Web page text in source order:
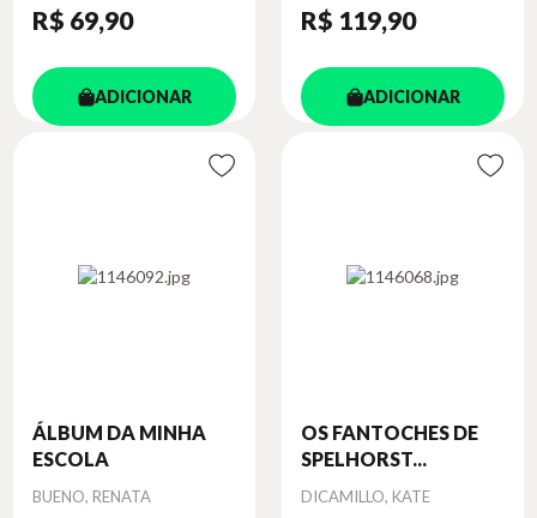
R$ 69,90
ADICIONAR
R$ 119,90
ADICIONAR
ÁLBUM DA MINHA
ESCOLA
Autor
BUENO, RENATA
OS FANTOCHES DE
SPELHORST...
Autor
DICAMILLO, KATE